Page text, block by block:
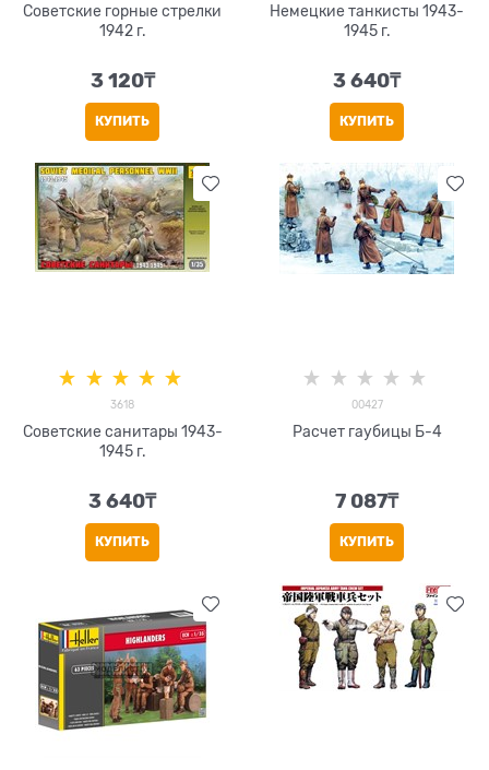
Советские горные стрелки
1942 г.
3 120₸
КУПИТЬ
Немецкие танкисты 1943-
1945 г.
3 640₸
КУПИТЬ
3618
Советские санитары 1943-
1945 г.
3 640₸
КУПИТЬ
00427
Расчет гаубицы Б-4
7 087₸
КУПИТЬ